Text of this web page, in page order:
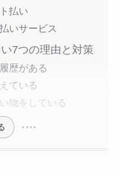
払い
いサービス
7つの理由と対策
歴がある
ている
物をしている